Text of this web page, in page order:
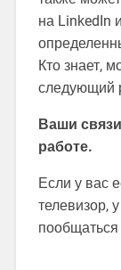
на LinkedIn
Кто знает,
следующий
Ваши
работе.
Если у вас
телевизор,